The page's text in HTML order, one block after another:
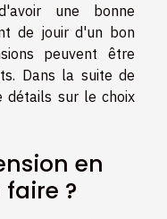
une bonne
de jouir d'un bon
peuvent être
Dans la suite de
détails sur le choix
en
?